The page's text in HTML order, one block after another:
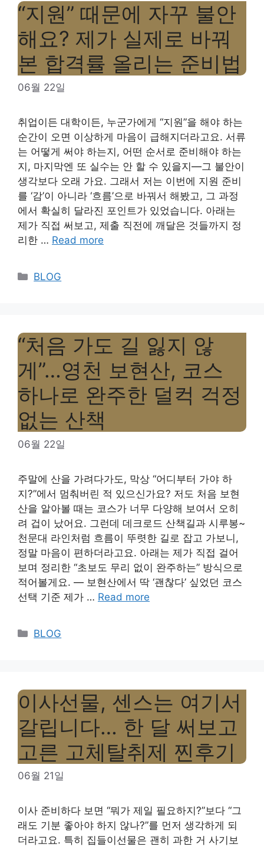
“지원” 때문에 자꾸 불안
해요? 제가 실제로 바꿔
본 합격률 올리는 준비법
06월 22일
취업이든 대학이든, 누군가에게 “지원”을 해야 하는
순간이 오면 이상하게 마음이 급해지더라고요. 서류
는 어떻게 써야 하는지, 어떤 순서로 준비해야 하는
지, 마지막엔 또 실수는 안 할 수 있을지—그 불안이
생각보다 오래 가요. 그래서 저는 이번에 지원 준비
를 ‘감’이 아니라 ‘흐름’으로 바꿔서 해봤고, 그 과정
에서 확실히 달라진 포인트가 있었습니다. 아래는
제가 직접 써보고, 제출 직전에 깨달은 것들까지 정
리한 … Read more
Categories
BLOG
“처음 가도 길 잃지 않
게”…영천 보현산, 코스
하나로 완주한 덜컥 걱정
없는 산책
06월 22일
주말에 산을 가려다가도, 막상 “어디부터 가야 하
지?”에서 멈춰버린 적 있으신가요? 저도 처음 보현
산을 알아볼 때는 코스가 너무 다양해 보여서 오히
려 겁이 났어요. 그런데 데크로드 산책길과 시루봉~
천문대 라인처럼 흐름이 뚜렷한 길로 잡고 가보니,
정말 마음이 편하더라고요. 아래는 제가 직접 걸어
보며 정리한 “초보도 무리 없이 완주하는” 방식으로
적어볼게요. — 보현산에서 딱 ‘괜찮다’ 싶었던 코스
선택 기준 제가 … Read more
Categories
BLOG
이사선물, 센스는 여기서
갈립니다… 한 달 써보고
고른 고체탈취제 찐후기
06월 21일
이사 준비하다 보면 “뭐가 제일 필요하지?”보다 “그
래도 기분 좋아야 하지 않나?”를 먼저 생각하게 되
더라고요. 특히 집들이선물은 괜히 과한 거 사기보